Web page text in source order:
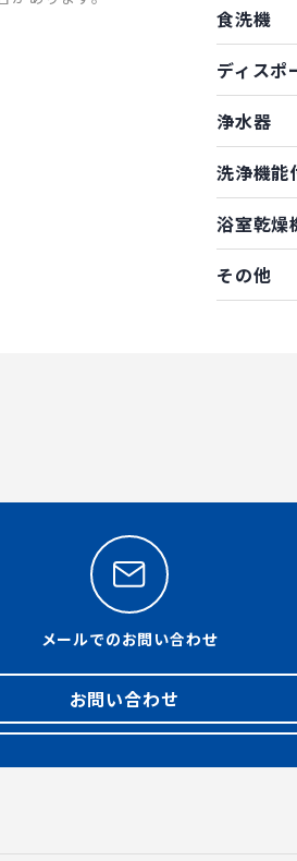
食洗機
ディスポ
浄水器
洗浄機能
浴室乾燥
その他
メールでのお問い合わせ
お問い合わせ